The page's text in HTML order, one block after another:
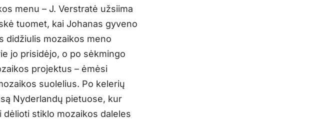
menu – J. Verstratė užsiima
tuomet, kai Johanas gyveno
didžiulis mozaikos meno
jo prisidėjo, o po sėkmingo
projektus – ėmėsi
suolelius. Po kelerių
Nyderlandų pietuose, kur
stiklo mozaikos daleles